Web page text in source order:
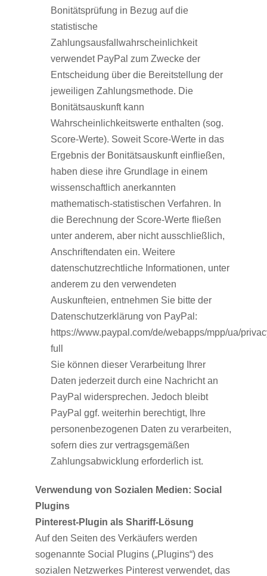
Bonitätsprüfung in Bezug auf die
statistische
Zahlungsausfallwahrscheinlichkeit
verwendet PayPal zum Zwecke der
Entscheidung über die Bereitstellung der
jeweiligen Zahlungsmethode. Die
Bonitätsauskunft kann
Wahrscheinlichkeitswerte enthalten (sog.
Score-Werte). Soweit Score-Werte in das
Ergebnis der Bonitätsauskunft einfließen,
haben diese ihre Grundlage in einem
wissenschaftlich anerkannten
mathematisch-statistischen Verfahren. In
die Berechnung der Score-Werte fließen
unter anderem, aber nicht ausschließlich,
Anschriftendaten ein. Weitere
datenschutzrechtliche Informationen, unter
anderem zu den verwendeten
Auskunfteien, entnehmen Sie bitte der
Datenschutzerklärung von PayPal:
https://www.paypal.com/de/webapps/mpp/ua/
full
Sie können dieser Verarbeitung Ihrer
Daten jederzeit durch eine Nachricht an
PayPal widersprechen. Jedoch bleibt
PayPal ggf. weiterhin berechtigt, Ihre
personenbezogenen Daten zu verarbeiten,
sofern dies zur vertragsgemäßen
Zahlungsabwicklung erforderlich ist.
Verwendung von Sozialen Medien: Social
Plugins
Pinterest-Plugin als Shariff-Lösung
Auf den Seiten des Verkäufers werden
sogenannte Social Plugins („Plugins“) des
sozialen Netzwerkes Pinterest verwendet, das